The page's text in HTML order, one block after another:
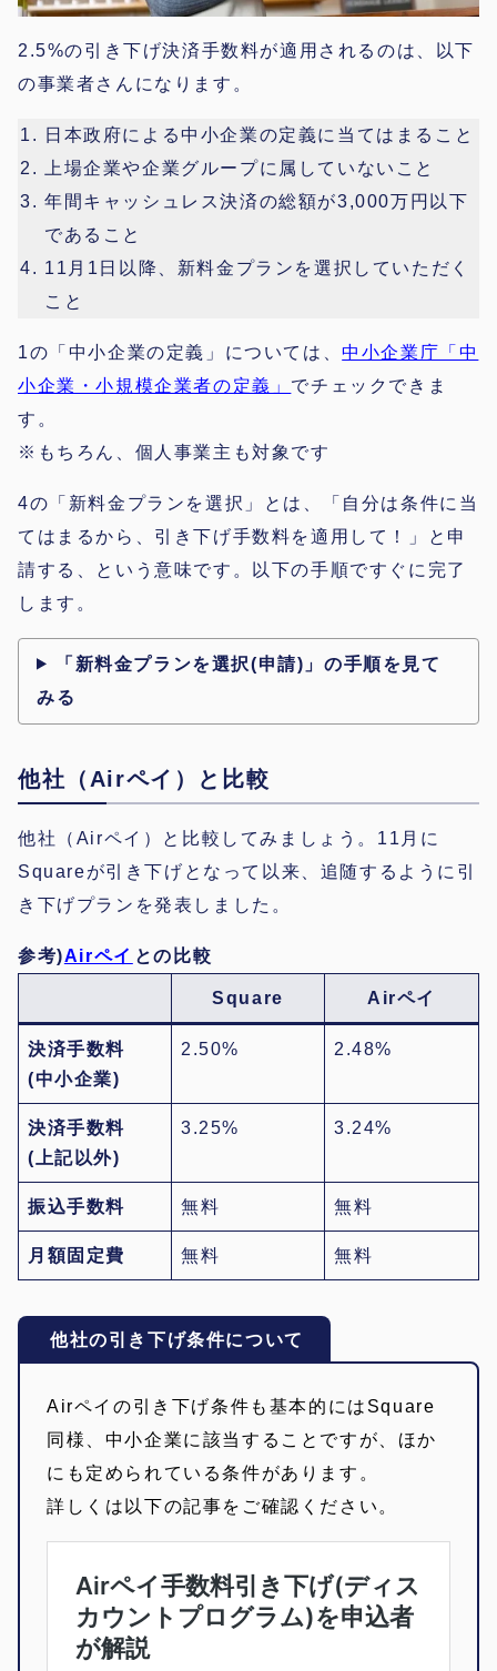
2.5%の引き下げ決済手数料が適用されるのは、以下
の事業者さんになります。
日本政府に​よる​中小企業の​定義に​当てはまる​こと
上場企業や​企業グループに​属していない​こと
年間キャッシュレス決済の​総額が​3,000万円以下
である​こと
11月1日以降、​新料金プランを​選択していただく​
こと
1の「中小企業の​定義」については、中小企業庁「中
小企業・小規模企業者の定義」 でチェックできま
す。
※もちろん、個人事業主も対象です
4の「新料金プランを選択」とは、「自分は条件に当
てはまるから、引き下げ手数料を適用して！」と申
請する、という意味です。以下の手順ですぐに完了
します。
「新料金プランを選択(申請)」の手順を見て
みる
他社（Airペイ）と比較
他社（Airペイ）と比較してみましょう。11月に
Squareが引き下げとなって以来、追随するように引
き下げプランを発表しました。
参考)Airペイ との比較
Square Airペイ
決済手数料
(中小企業)
2.50% 2.48%
決済手数料
(上記以外)
3.25% 3.24%
振込手数料 無料 無料
月額固定費 無料 無料
他社の引き下げ条件について
Airペイの引き下げ条件も基本的にはSquare
同様、中小企業に該当することですが、ほか
にも定められている条件があります。
詳しくは以下の記事をご確認ください。